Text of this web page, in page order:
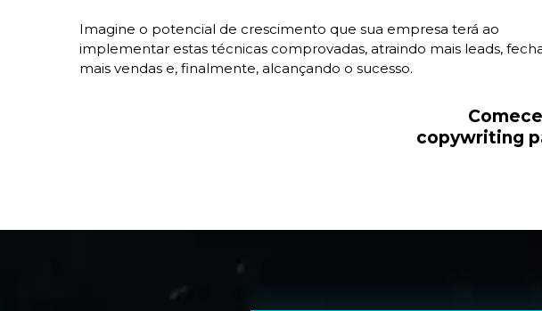
Imagine o potencial de crescimento que sua empresa terá ao
implementar estas técnicas comprovadas, atraindo mais leads,
mais vendas e, finalmente, alcançando o sucesso.
copywriting